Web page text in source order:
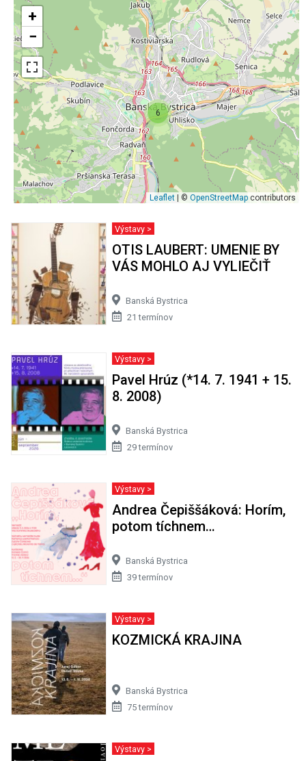
6
+
−
Leaflet | © OpenStreetMap contributors
Výstavy >
OTIS LAUBERT: UMENIE BY
VÁS MOHLO AJ VYLIEČIŤ
Banská Bystrica
21 termínov
Výstavy >
Pavel Hrúz (*14. 7. 1941 + 15.
8. 2008)
Banská Bystrica
29 termínov
Výstavy >
Andrea Čepiššáková: Horím,
potom tíchnem…
Banská Bystrica
39 termínov
Výstavy >
KOZMICKÁ KRAJINA
Banská Bystrica
75 termínov
Výstavy >